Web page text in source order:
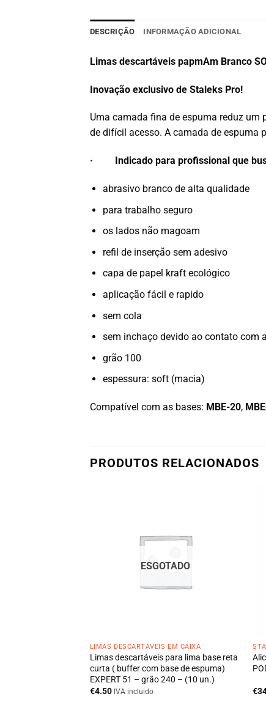
DESCRIÇÃO INFORMAÇÃO ADICIONAL
Limas descartáveis papmAm Branco
Inovação exclusivo de Staleks Pro!
Uma camada fina de espuma reduz um
de difícil acesso. A camada de espuma
· Indicado para profissional que
abrasivo branco de alta qualidade
para trabalho seguro
os lados não magoam
refil de inserção sem adesivo
capa de papel kraft ecológico
aplicação fácil e rapido
sem cola
sem inchaço devido ao contato com
grão 100
espessura: soft (macia)
Compatível com as bases: MBE-20,
PRODUTOS RELACIONADOS
ESGOTADO
LIMAS DESCARTÁVEIS EM CAIXA
Limas descartáveis para lima base reta
curta ( buffer com base de espuma)
EXPERT 51 – grão 240 – (10 un.)
€4.50 IVA incluido €